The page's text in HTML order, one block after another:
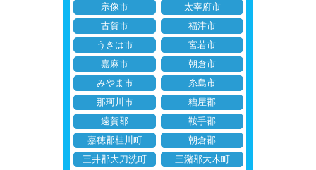
宗像市
太宰府市
古賀市
福津市
うきは市
宮若市
嘉麻市
朝倉市
みやま市
糸島市
那珂川市
糟屋郡
遠賀郡
鞍手郡
嘉穂郡桂川町
朝倉郡
三井郡大刀洗町
三潴郡大木町